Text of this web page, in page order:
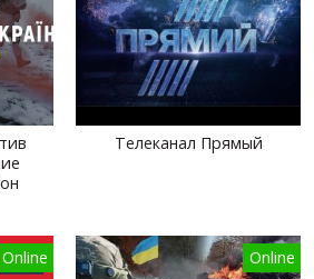
Телеканал Прямый
Online Online